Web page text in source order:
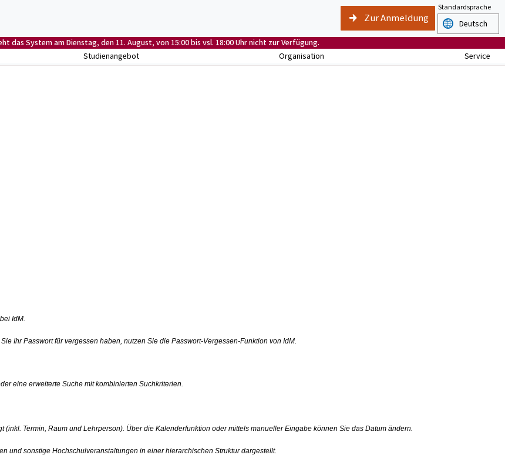
Zur Anmeldung
Standardsprache
das System am Dienstag, den 11. August, von 15:00 bis vsl. 18:00 Uhr nicht zur Verfügung.
Studienangebot Organisation Service
IdM.
Ihr Passwort für vergessen haben, nutzen Sie die Passwort-Vergessen-Funktion von IdM.
eine erweiterte Suche mit kombinierten Suchkriterien.
Termin, Raum und Lehrperson). Über die Kalenderfunktion oder mittels manueller Eingabe können Sie das Datum ändern.
und sonstige Hochschulveranstaltungen in einer hierarchischen Struktur dargestellt.